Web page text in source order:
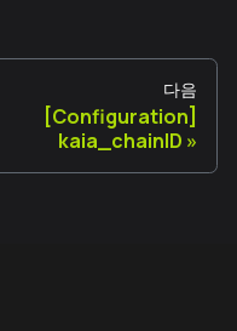
다음
[Configuration]
kaia_chainID